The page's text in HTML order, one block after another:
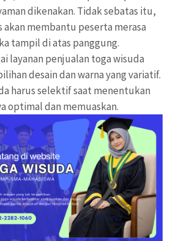
dikenakan. Tidak sebatas itu,
membantu peserta merasa
tampil di atas panggung.
layanan penjualan toga wisuda
desain dan warna yang variatif.
harus selektif saat menentukan
optimal dan memuaskan.